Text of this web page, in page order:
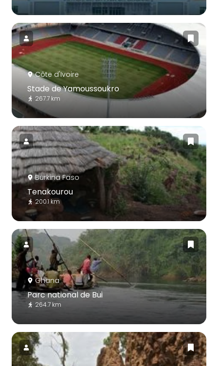
Côte d'Ivoire
Stade de Yamoussoukro
267.7 km
Burkina Faso
Tenakourou
200.1 km
Ghana
Parc national de Bui
264.7 km